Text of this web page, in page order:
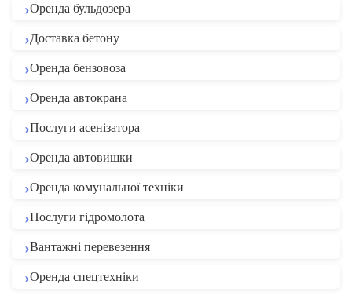
Оренда бульдозера
Доставка бетону
Оренда бензовоза
Оренда автокрана
Послуги асенізатора
Оренда автовишки
Оренда комунальної техніки
Послуги гідромолота
Вантажні перевезення
Оренда спецтехніки